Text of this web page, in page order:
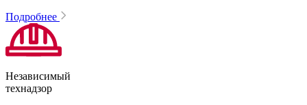
Подробнее
Независимый
технадзор